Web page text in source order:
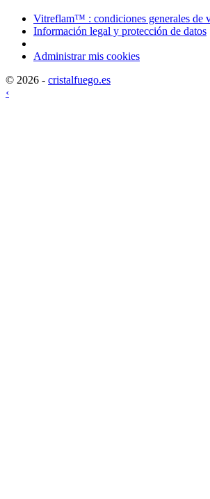
Vitreflam™ : condiciones generales de
Información legal y protección de datos
Administrar mis cookies
© 2026 - cristalfuego.es
‹